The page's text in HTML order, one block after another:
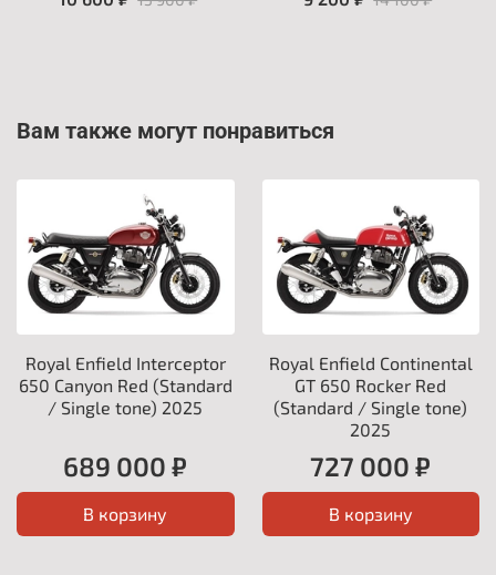
Вам также могут понравиться
Royal Enfield Interceptor
650 Canyon Red (Standard
/ Single tone) 2025
689 000 ₽
В корзину
Royal Enfield Continental
GT 650 Rocker Red
(Standard / Single tone)
2025
727 000 ₽
В корзину